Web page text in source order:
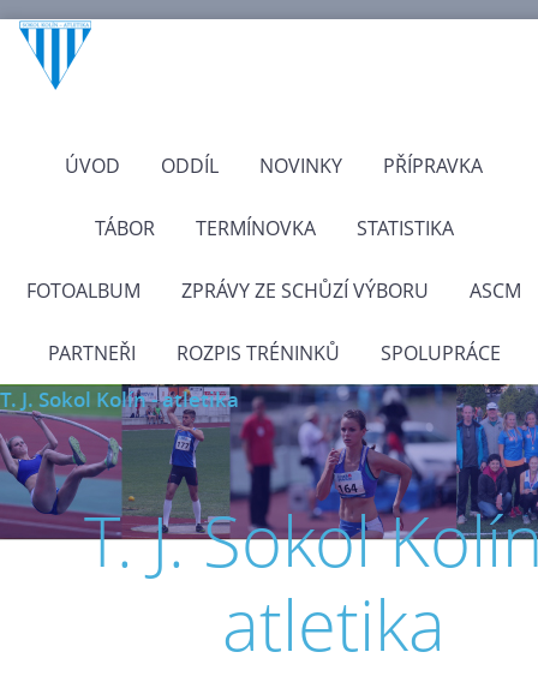
ÚVOD ODDÍL NOVINKY PŘÍPRAVKA
TÁBOR TERMÍNOVKA STATISTIKA
FOTOALBUM ZPRÁVY ZE SCHŮZÍ VÝBORU ASCM
PARTNEŘI ROZPIS TRÉNINKŮ SPOLUPRÁCE
T. J. Sokol Kolín - atletika
T. J. Sokol
atletika